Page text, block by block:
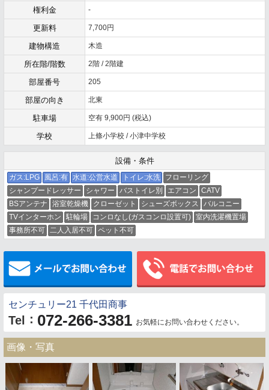
権利金 -
更新料 7,700円
建物構造 木造
所在階/階数 2階 / 2階建
部屋番号 205
部屋の向き 北東
駐車場 空有 9,900円 (税込)
学校 上條小学校 / 小津中学校
設備・条件
ガス:LPG 風呂:有 水道:公営水道 トイレ:水洗
フローリング
シャンプードレッサー
シャワー バストイレ別 エアコン
CATV
BSアンテナ
浴室乾燥機 クローゼット シューズボックス
バルコニー
TVインターホン
駐輪場 コンロなし(ガスコンロ設置可) 室内洗濯機置場
事務所不可 二人入居不可 ペット不可
メールでお問い合わせ
センチュリー21 千代田商事
Tel ： 072-266-3381 お気軽にお問い合わせください。
画像・写真